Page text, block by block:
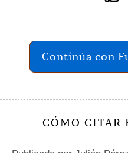
Continúa con
CÓMO CITAR